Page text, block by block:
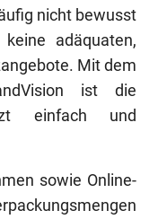
nicht bewusst
adäquaten,
Mit dem
ist die
einfach und
sowie Online-